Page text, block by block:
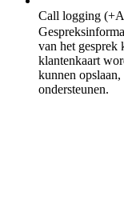
Call logging
van het gesprek
klantenkaart
kunnen
ondersteunen.